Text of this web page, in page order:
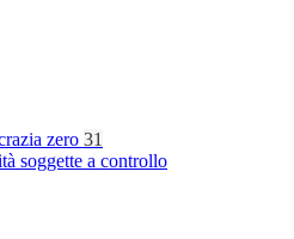
zero 31
soggette a controllo